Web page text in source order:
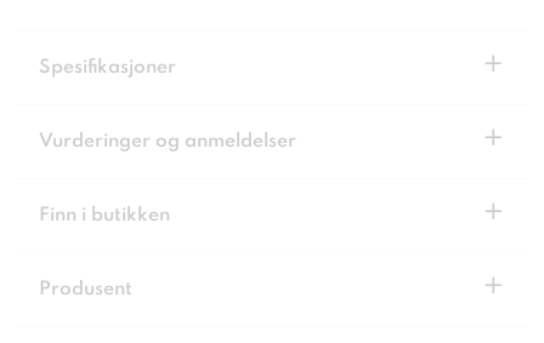
Spesifikasjoner +
Vurderinger og anmeldelser +
Finn i butikken +
Produsent +